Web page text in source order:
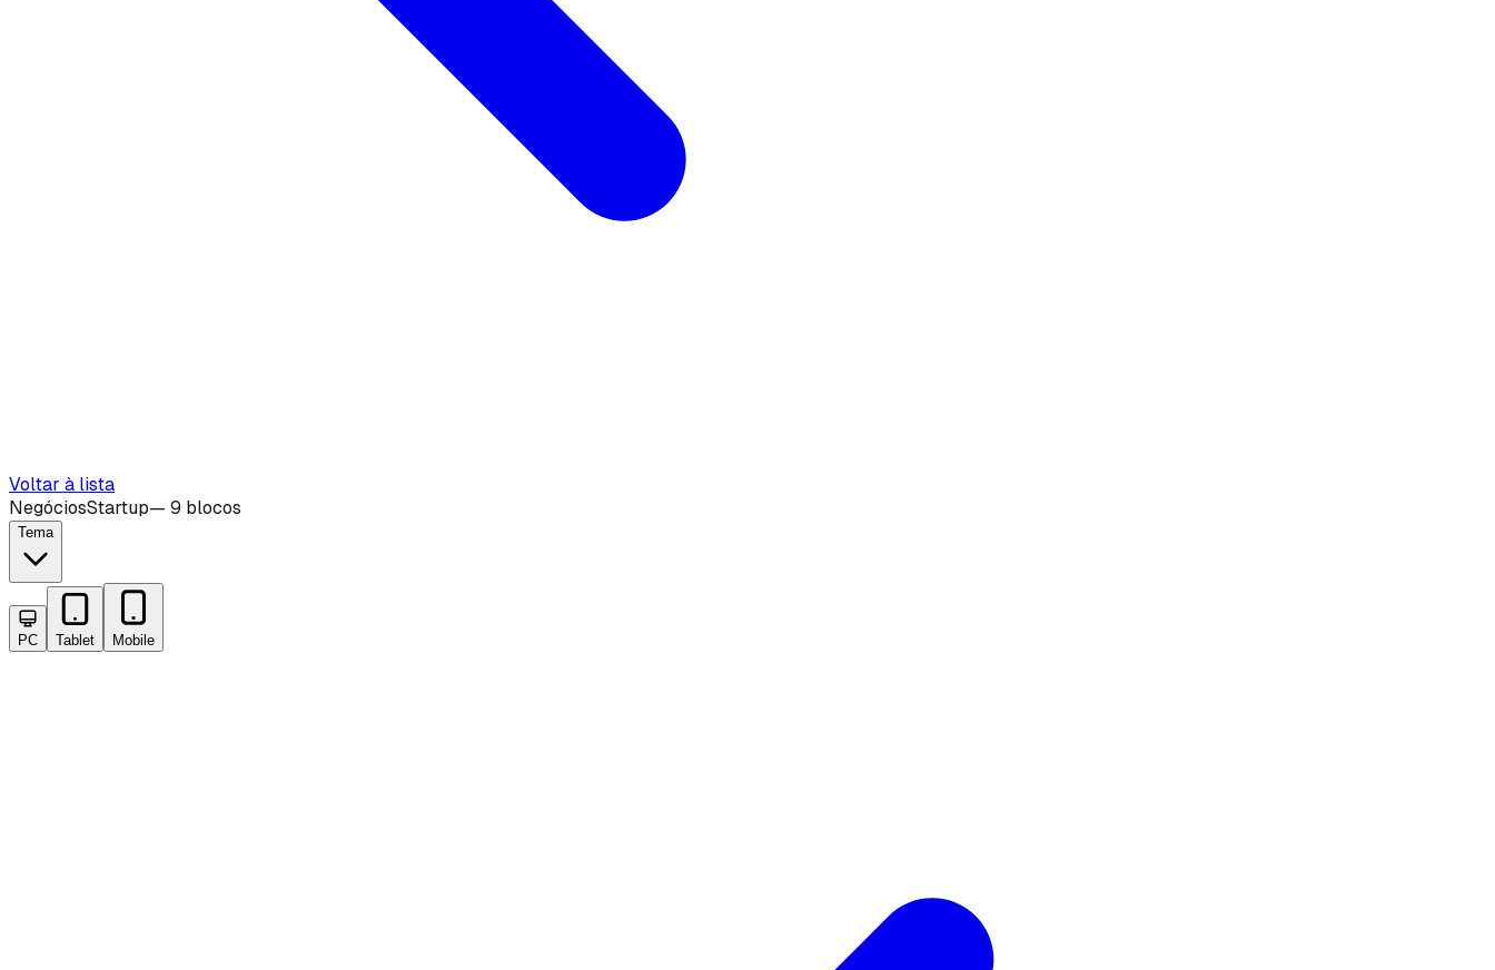
Voltar à lista
NegóciosStartup— 9 blocos
Tema
PC Tablet Mobile